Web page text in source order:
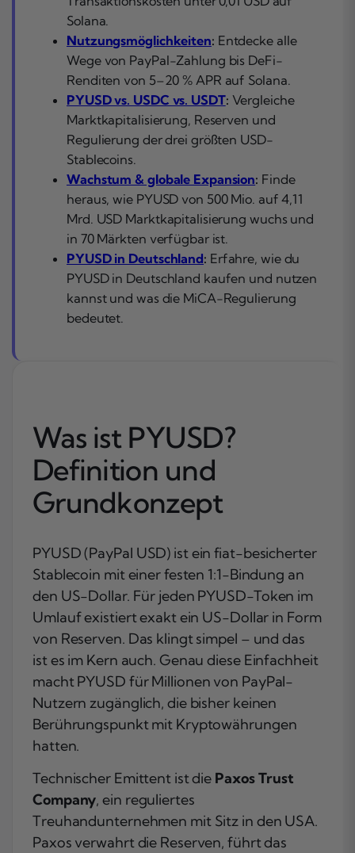
Solana.
Nutzungsmöglichkeiten: Entdecke alle
Wege von PayPal-Zahlung bis DeFi-
Renditen von 5–20 % APR auf Solana.
PYUSD vs. USDC vs. USDT: Vergleiche
Marktkapitalisierung, Reserven und
Regulierung der drei größten USD-
Stablecoins.
Wachstum & globale Expansion: Finde
heraus, wie PYUSD von 500 Mio. auf 4,11
Mrd. USD Marktkapitalisierung wuchs und
in 70 Märkten verfügbar ist.
PYUSD in Deutschland: Erfahre, wie du
PYUSD in Deutschland kaufen und nutzen
kannst und was die MiCA-Regulierung
bedeutet.
Was ist PYUSD?
Definition und
Grundkonzept
PYUSD (PayPal USD) ist ein fiat-besicherter
Stablecoin mit einer festen 1:1-Bindung an
den US-Dollar. Für jeden PYUSD-Token im
Umlauf existiert exakt ein US-Dollar in Form
von Reserven. Das klingt simpel – und das
ist es im Kern auch. Genau diese Einfachheit
macht PYUSD für Millionen von PayPal-
Nutzern zugänglich, die bisher keinen
Berührungspunkt mit Kryptowährungen
hatten.
Technischer Emittent ist die Paxos Trust
Company, ein reguliertes
Treuhandunternehmen mit Sitz in den USA.
Paxos verwahrt die Reserven, führt das